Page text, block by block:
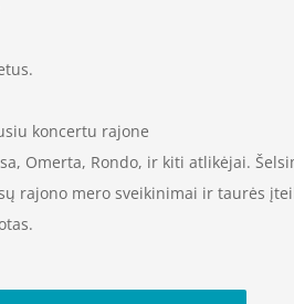
koncertu rajone
Omerta, Rondo, ir kiti atlikėjai.
rajono mero sveikinimai ir taurės